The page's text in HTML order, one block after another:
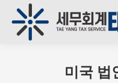
미국 법